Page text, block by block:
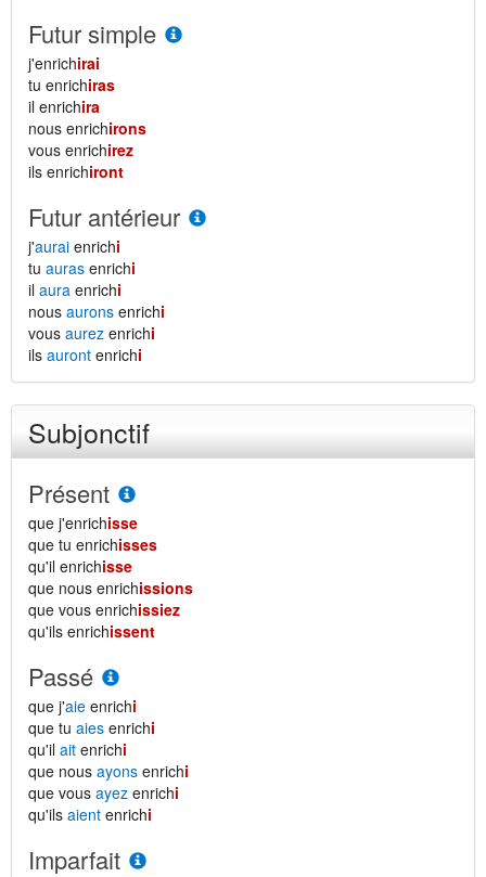
Futur simple
j'enrichirai
tu enrichiras
il enrichira
nous enrichirons
vous enrichirez
ils enrichiront
Futur antérieur
j'aurai enrichi
tu auras enrichi
il aura enrichi
nous aurons enrichi
vous aurez enrichi
ils auront enrichi
Subjonctif
Présent
que j'enrichisse
que tu enrichisses
qu'il enrichisse
que nous enrichissions
que vous enrichissiez
qu'ils enrichissent
Passé
que j'aie enrichi
que tu aies enrichi
qu'il ait enrichi
que nous ayons enrichi
que vous ayez enrichi
qu'ils aient enrichi
Imparfait